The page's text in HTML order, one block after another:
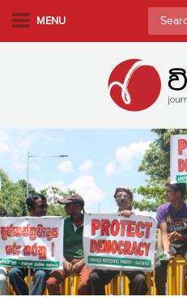
m
a
i
n
c
o
n
t
e
MENU
Search
for: